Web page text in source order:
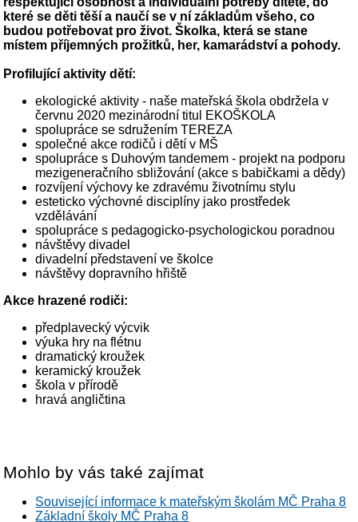
které se děti těší a naučí se v ní základům všeho, co
budou potřebovat pro život. Školka, která se stane
místem příjemných prožitků, her, kamarádství a pohody.
Profilující aktivity dětí:
ekologické aktivity - naše mateřská škola obdržela v
červnu 2020 mezinárodní titul EKOŠKOLA
spolupráce se sdružením TEREZA
společné akce rodičů i dětí v MŠ
spolupráce s Duhovým tandemem - projekt na podporu
mezigeneračního sbližování (akce s babičkami a dědy)
rozvíjení výchovy ke zdravému životnímu stylu
esteticko výchovné disciplíny jako prostředek
vzdělávání
spolupráce s pedagogicko-psychologickou poradnou
návštěvy divadel
divadelní představení ve školce
návštěvy dopravního hřiště
Akce hrazené rodiči:
předplavecký výcvik
výuka hry na flétnu
dramatický kroužek
keramický kroužek
škola v přírodě
hravá angličtina
Mohlo by vás také zajímat
Související informace k mateřským školám MČ Praha 8
Základní školy MČ Praha 8